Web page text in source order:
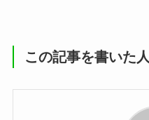
この記事を書いた人